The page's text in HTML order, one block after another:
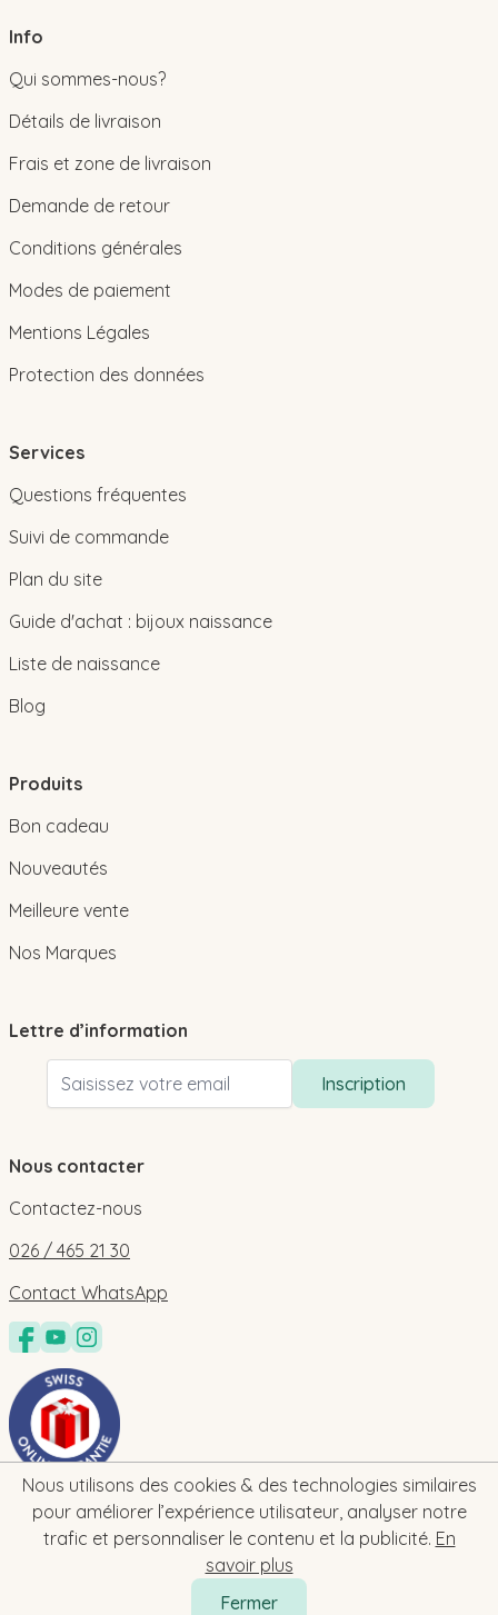
Nous utilisons des cookies & des technologies similaires
pour améliorer l’expérience utilisateur, analyser notre
trafic et personnaliser le contenu et la publicité. En
savoir plus
Fermer
Info
Qui sommes-nous?
Détails de livraison
Frais et zone de livraison
Demande de retour
Conditions générales
Modes de paiement
Mentions Légales
Protection des données
Services
Questions fréquentes
Suivi de commande
Plan du site
Guide d'achat : bijoux naissance
Liste de naissance
Blog
Produits
Bon cadeau
Nouveautés
Meilleure vente
Nos Marques
Lettre d’information
Adresse email
Inscription
Nous contacter
Contactez-nous
026 / 465 21 30
Contact WhatsApp
2026 © bebe-cadeau.ch | baby-geschenk.ch